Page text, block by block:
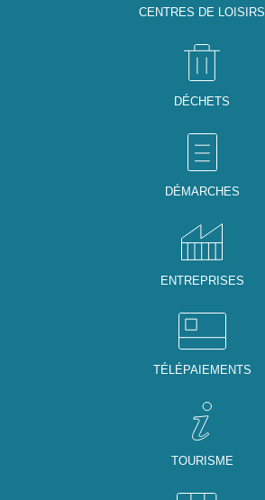
CENTRES DE LOISIRS
DÉCHETS
DÉMARCHES
ENTREPRISES
TÉLÉPAIEMENTS
TOURISME